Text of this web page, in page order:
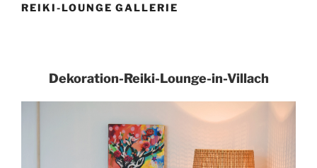
REIKI-LOUNGE GALLERIE
Dekoration-Reiki-Lounge-in-Villach